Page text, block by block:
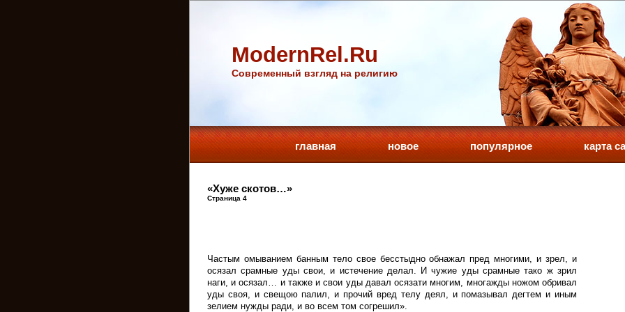
ModernRel.Ru
Cовременный взгляд на религию
главная новое популярное карта
«Хуже скотов…»
Страница 4
Частым омыванием банным тело свое бесстыдно обнажал пред многими, и зрел, и
осязал срамные уды свои, и истечение делал. И чужие уды срамные тако ж зрил
наги, и осязал… и также и свои уды давал осязати многим, многажды ножом обривал
уды своя, и свещою палил, и прочий вред телу деял, и помазывал дегтем и иным
зелием нужды ради, и во всем том согрешил».